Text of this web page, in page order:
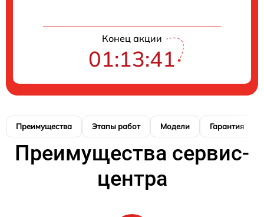
Конец акции
01:13:40
Преимущества Этапы работ Модели Гарантия
Преимущества сервис-
центра